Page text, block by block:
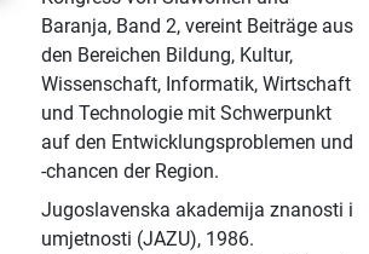
Baranja, Band 2, vereint Beiträge aus
den Bereichen Bildung, Kultur,
Wissenschaft, Informatik, Wirtschaft
und Technologie mit Schwerpunkt
auf den Entwicklungsproblemen und
-chancen der Region.
Jugoslavenska akademija znanosti i
umjetnosti (JAZU), 1986.